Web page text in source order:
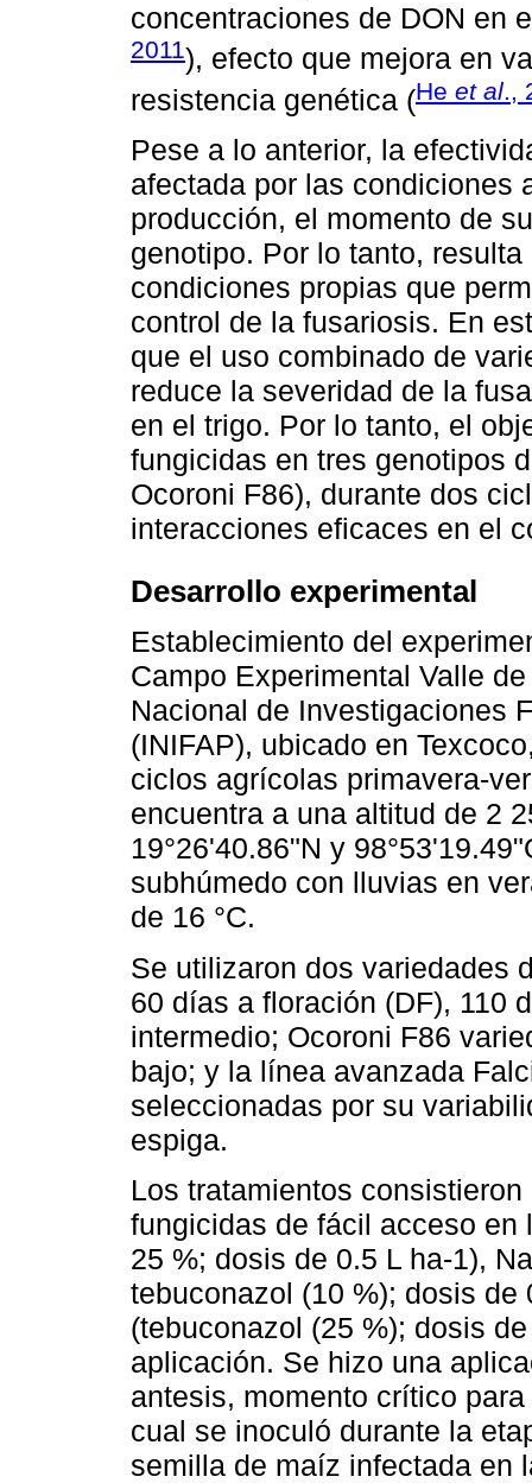
concentraciones de DON en
2011), efecto que mejora en
resistencia genética (He et al.,
Pese a lo anterior, la
afectada por las condiciones
producción, el momento de
genotipo. Por lo tanto,
condiciones propias que
control de la fusariosis. En
que el uso combinado de
reduce la severidad de la
en el trigo. Por lo tanto, el
fungicidas en tres genotipos
Ocoroni F86), durante dos
interacciones eficaces en el
Desarrollo experimental
Establecimiento del
Campo Experimental Valle
Nacional de Investigaciones
(INIFAP), ubicado en
ciclos agrícolas primavera-
encuentra a una altitud de 2
19°26'40.86"N y
subhúmedo con lluvias en
de 16 °C.
Se utilizaron dos variedades
60 días a floración (DF), 110
intermedio; Ocoroni F86
bajo; y la línea avanzada
seleccionadas por su
espiga.
Los tratamientos
fungicidas de fácil acceso
25 %; dosis de 0.5 L ha-1),
tebuconazol (10 %); dosis
(tebuconazol (25 %); dosis
aplicación. Se hizo una
antesis, momento crítico
cual se inoculó durante la
semilla de maíz infectada en